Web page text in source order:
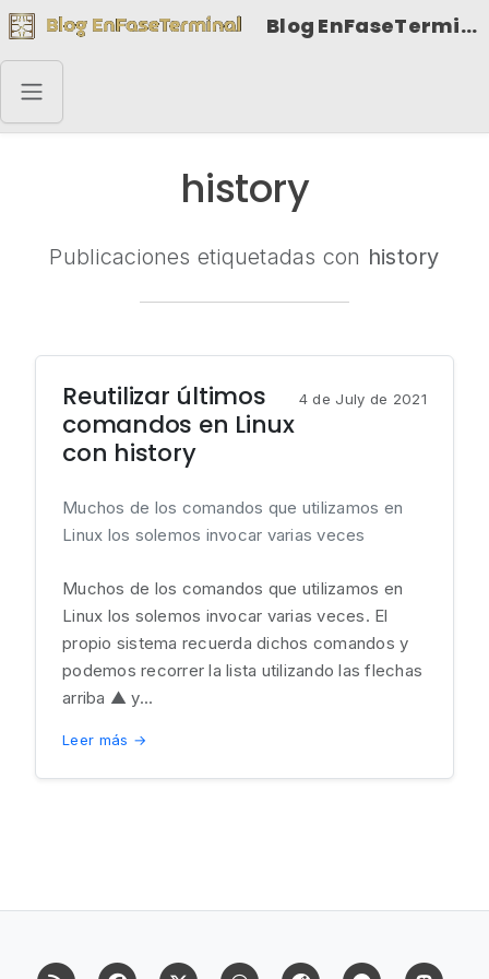
Blog EnFaseTerminal
history
Publicaciones etiquetadas con history
Reutilizar últimos
comandos en Linux
con history
4 de July de 2021
Muchos de los comandos que utilizamos en
Linux los solemos invocar varias veces
Muchos de los comandos que utilizamos en
Linux los solemos invocar varias veces. El
propio sistema recuerda dichos comandos y
podemos recorrer la lista utilizando las flechas
arriba ▲ y...
Leer más →
RSS FacebookX (Twitter)Whatsapp Reddit Telegram